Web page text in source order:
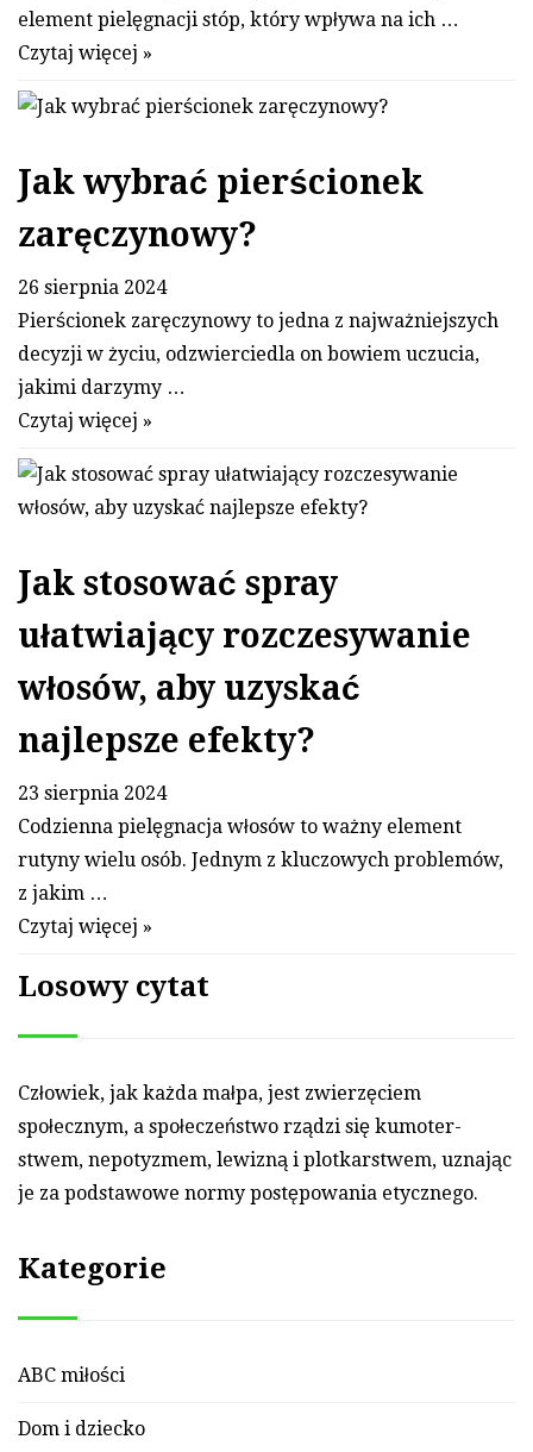
element pielęgnacji stóp, który wpływa na ich …
Czytaj więcej »
Jak wybrać pierścionek
zaręczynowy?
26 sierpnia 2024
Pierścionek zaręczynowy to jedna z najważniejszych
decyzji w życiu, odzwierciedla on bowiem uczucia,
jakimi darzymy …
Czytaj więcej »
Jak stosować spray
ułatwiający rozczesywanie
włosów, aby uzyskać
najlepsze efekty?
23 sierpnia 2024
Codzienna pielęgnacja włosów to ważny element
rutyny wielu osób. Jednym z kluczowych problemów,
z jakim …
Czytaj więcej »
Losowy cytat
Człowiek, jak każda małpa, jest zwierzęciem
społecznym, a społeczeństwo rządzi się ku­moter­
stwem, ne­potyz­mem, le­wizną i plot­kar­stwem, uz­nając
je za pod­sta­wowe nor­my postępo­wania etycznego.
Kategorie
ABC miłości
Dom i dziecko